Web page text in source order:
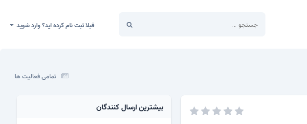
قبلا ثبت نام کرده اید؟ وارد شوید
تمامی فعالیت ها
بیشترین ارسال کنندگان